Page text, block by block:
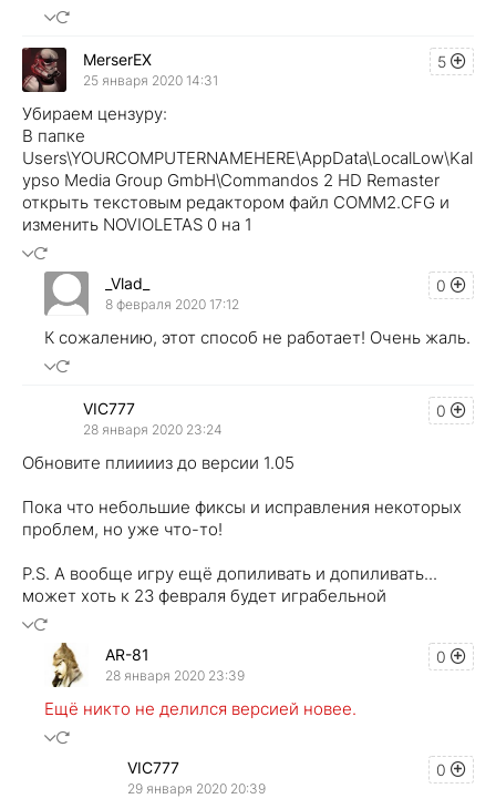
5
MerserEX
25 января 2020 14:31
Убираем цензуру:
В папке
Users\YOURCOMPUTERNAMEHERE\AppData\LocalLow\Kal
ypso Media Group GmbH\Commandos 2 HD Remaster
открыть текстовым редактором файл COMM2.CFG и
изменить NOVIOLETAS 0 на 1
0
_Vlad_
8 февраля 2020 17:12
К сожалению, этот способ не работает! Очень жаль.
0
VIC777
28 января 2020 23:24
Обновите плииииз до версии 1.05
Пока что небольшие фиксы и исправления некоторых
проблем, но уже что-то!
P.S. А вообще игру ещё допиливать и допиливать...
может хоть к 23 февраля будет играбельной
0
AR-81
28 января 2020 23:39
Ещё никто не делился версией новее.
0
VIC777
29 января 2020 20:39